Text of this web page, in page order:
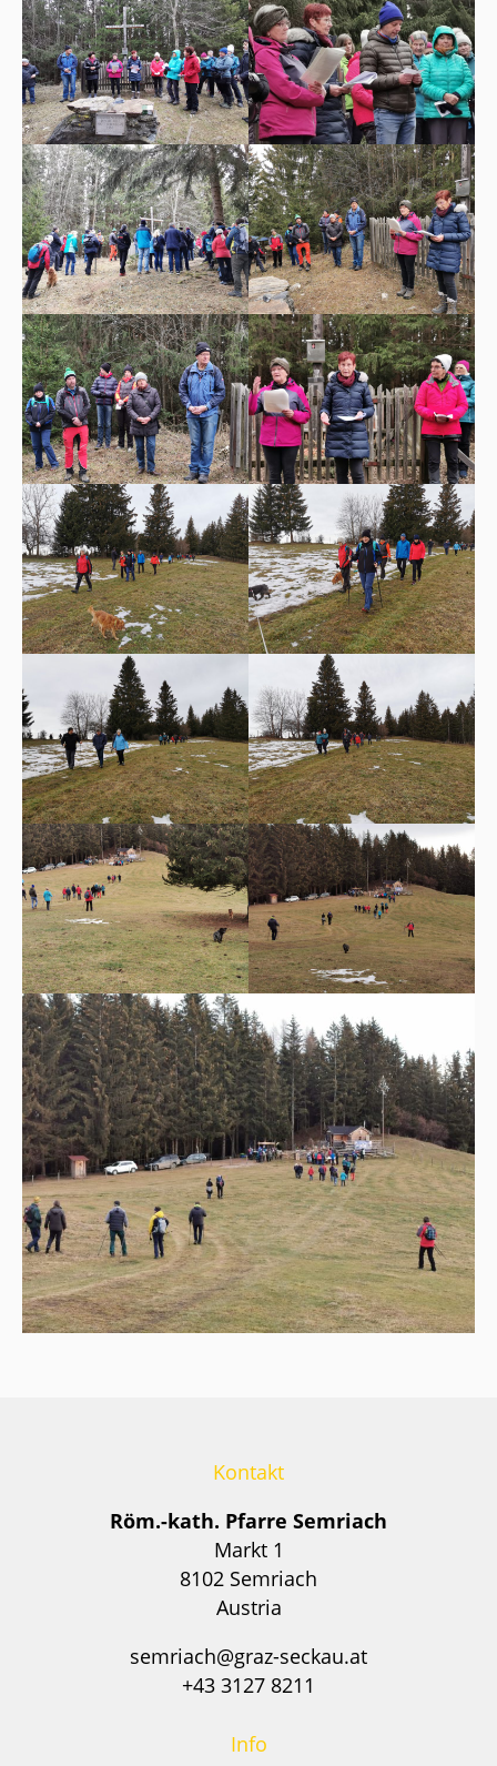
Kontakt
Röm.-kath. Pfarre Semriach
Markt 1
8102 Semriach
Austria
semriach@graz-seckau.at
+43 3127 8211
Info